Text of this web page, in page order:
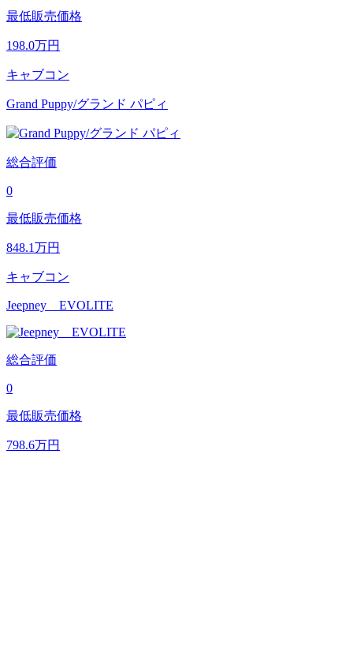
最低販売価格
198.0万円
キャブコン
Grand Puppy/グランド パピィ
総合評価
0
最低販売価格
848.1万円
キャブコン
Jeepney EVOLITE
総合評価
0
最低販売価格
798.6万円